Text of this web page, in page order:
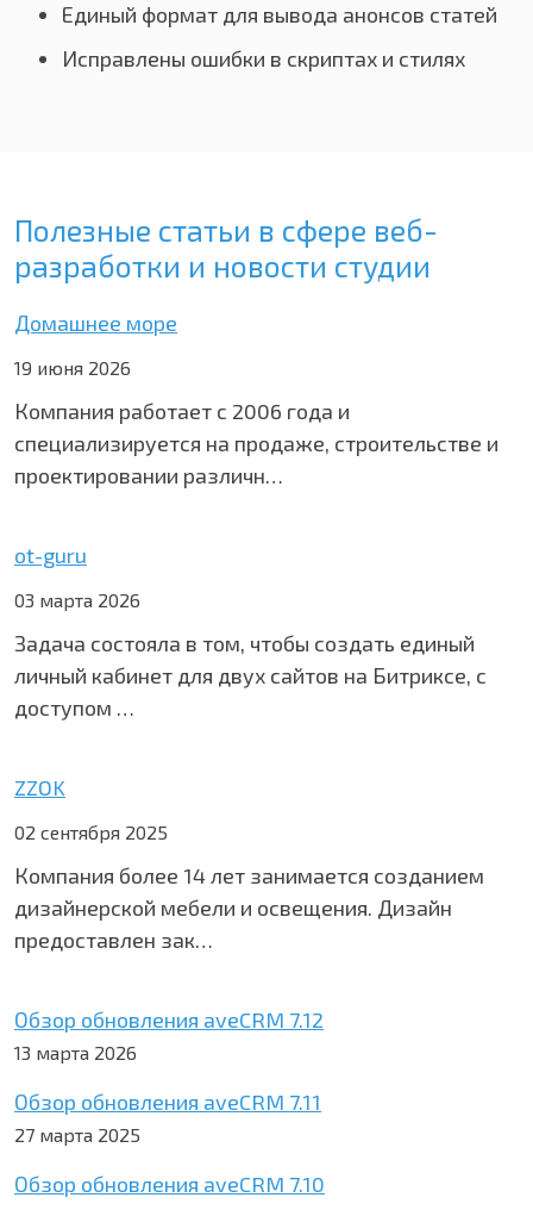
Единый формат для вывода анонсов статей
Исправлены ошибки в скриптах и стилях
Полезные статьи в сфере веб-
разработки и новости студии
Домашнее море
19 июня 2026
Компания работает с 2006 года и
специализируется на продаже, строительстве и
проектировании различн…
ot-guru
03 марта 2026
Задача состояла в том, чтобы создать единый
личный кабинет для двух сайтов на Битриксе, с
доступом …
ZZOK
02 сентября 2025
Компания более 14 лет занимается созданием
дизайнерской мебели и освещения. Дизайн
предоставлен зак…
Обзор обновления aveCRM 7.12
13 марта 2026
Обзор обновления aveCRM 7.11
27 марта 2025
Обзор обновления aveCRM 7.10